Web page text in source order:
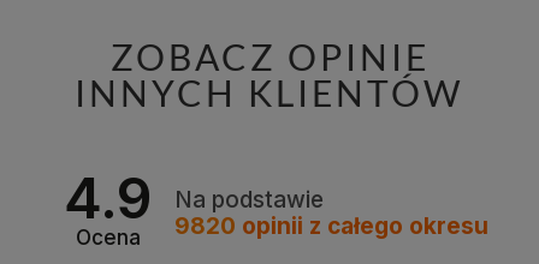
ZOBACZ OPINIE
INNYCH KLIENTÓW
4.9
Ocena
Na podstawie
9820 opinii z całego okresu